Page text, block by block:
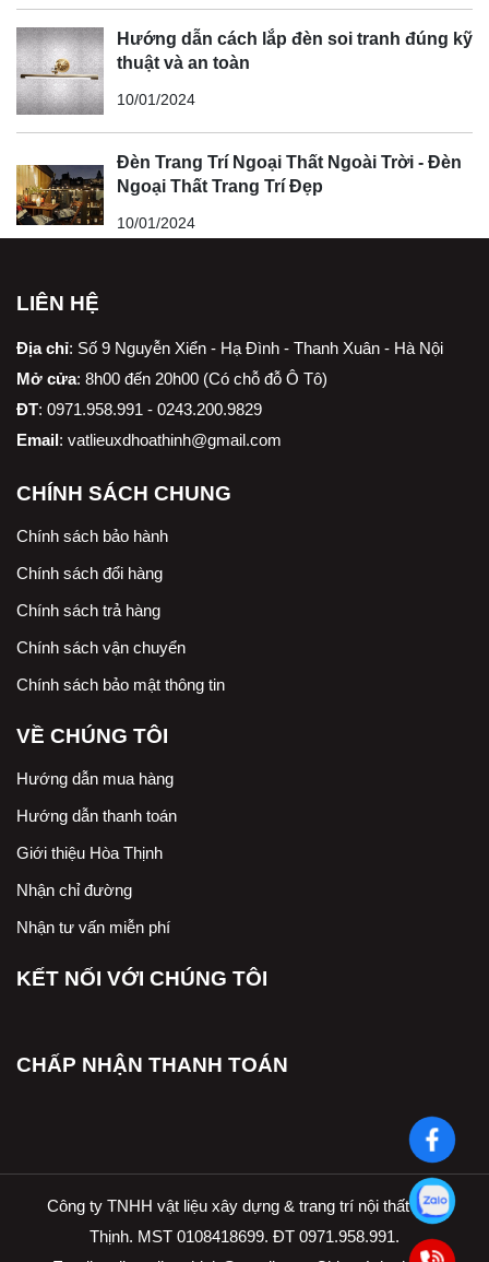
Hướng dẫn cách lắp đèn soi tranh đúng kỹ
thuật và an toàn
10/01/2024
Đèn Trang Trí Ngoại Thất Ngoài Trời - Đèn
Ngoại Thất Trang Trí Đẹp
10/01/2024
LIÊN HỆ
Địa chỉ: Số 9 Nguyễn Xiển - Hạ Đình - Thanh Xuân - Hà Nội
Mở cửa: 8h00 đến 20h00 (Có chỗ đỗ Ô Tô)
ĐT: 0971.958.991 - 0243.200.9829
Email: vatlieuxdhoathinh@gmail.com
CHÍNH SÁCH CHUNG
Chính sách bảo hành
Chính sách đổi hàng
Chính sách trả hàng
Chính sách vận chuyển
Chính sách bảo mật thông tin
VỀ CHÚNG TÔI
Hướng dẫn mua hàng
Hướng dẫn thanh toán
Giới thiệu Hòa Thịnh
Nhận chỉ đường
Nhận tư vấn miễn phí
KẾT NỐI VỚI CHÚNG TÔI
CHẤP NHẬN THANH TOÁN
Công ty TNHH vật liệu xây dựng & trang trí nội thất Hòa
Thịnh. MST 0108418699. ĐT 0971.958.991.